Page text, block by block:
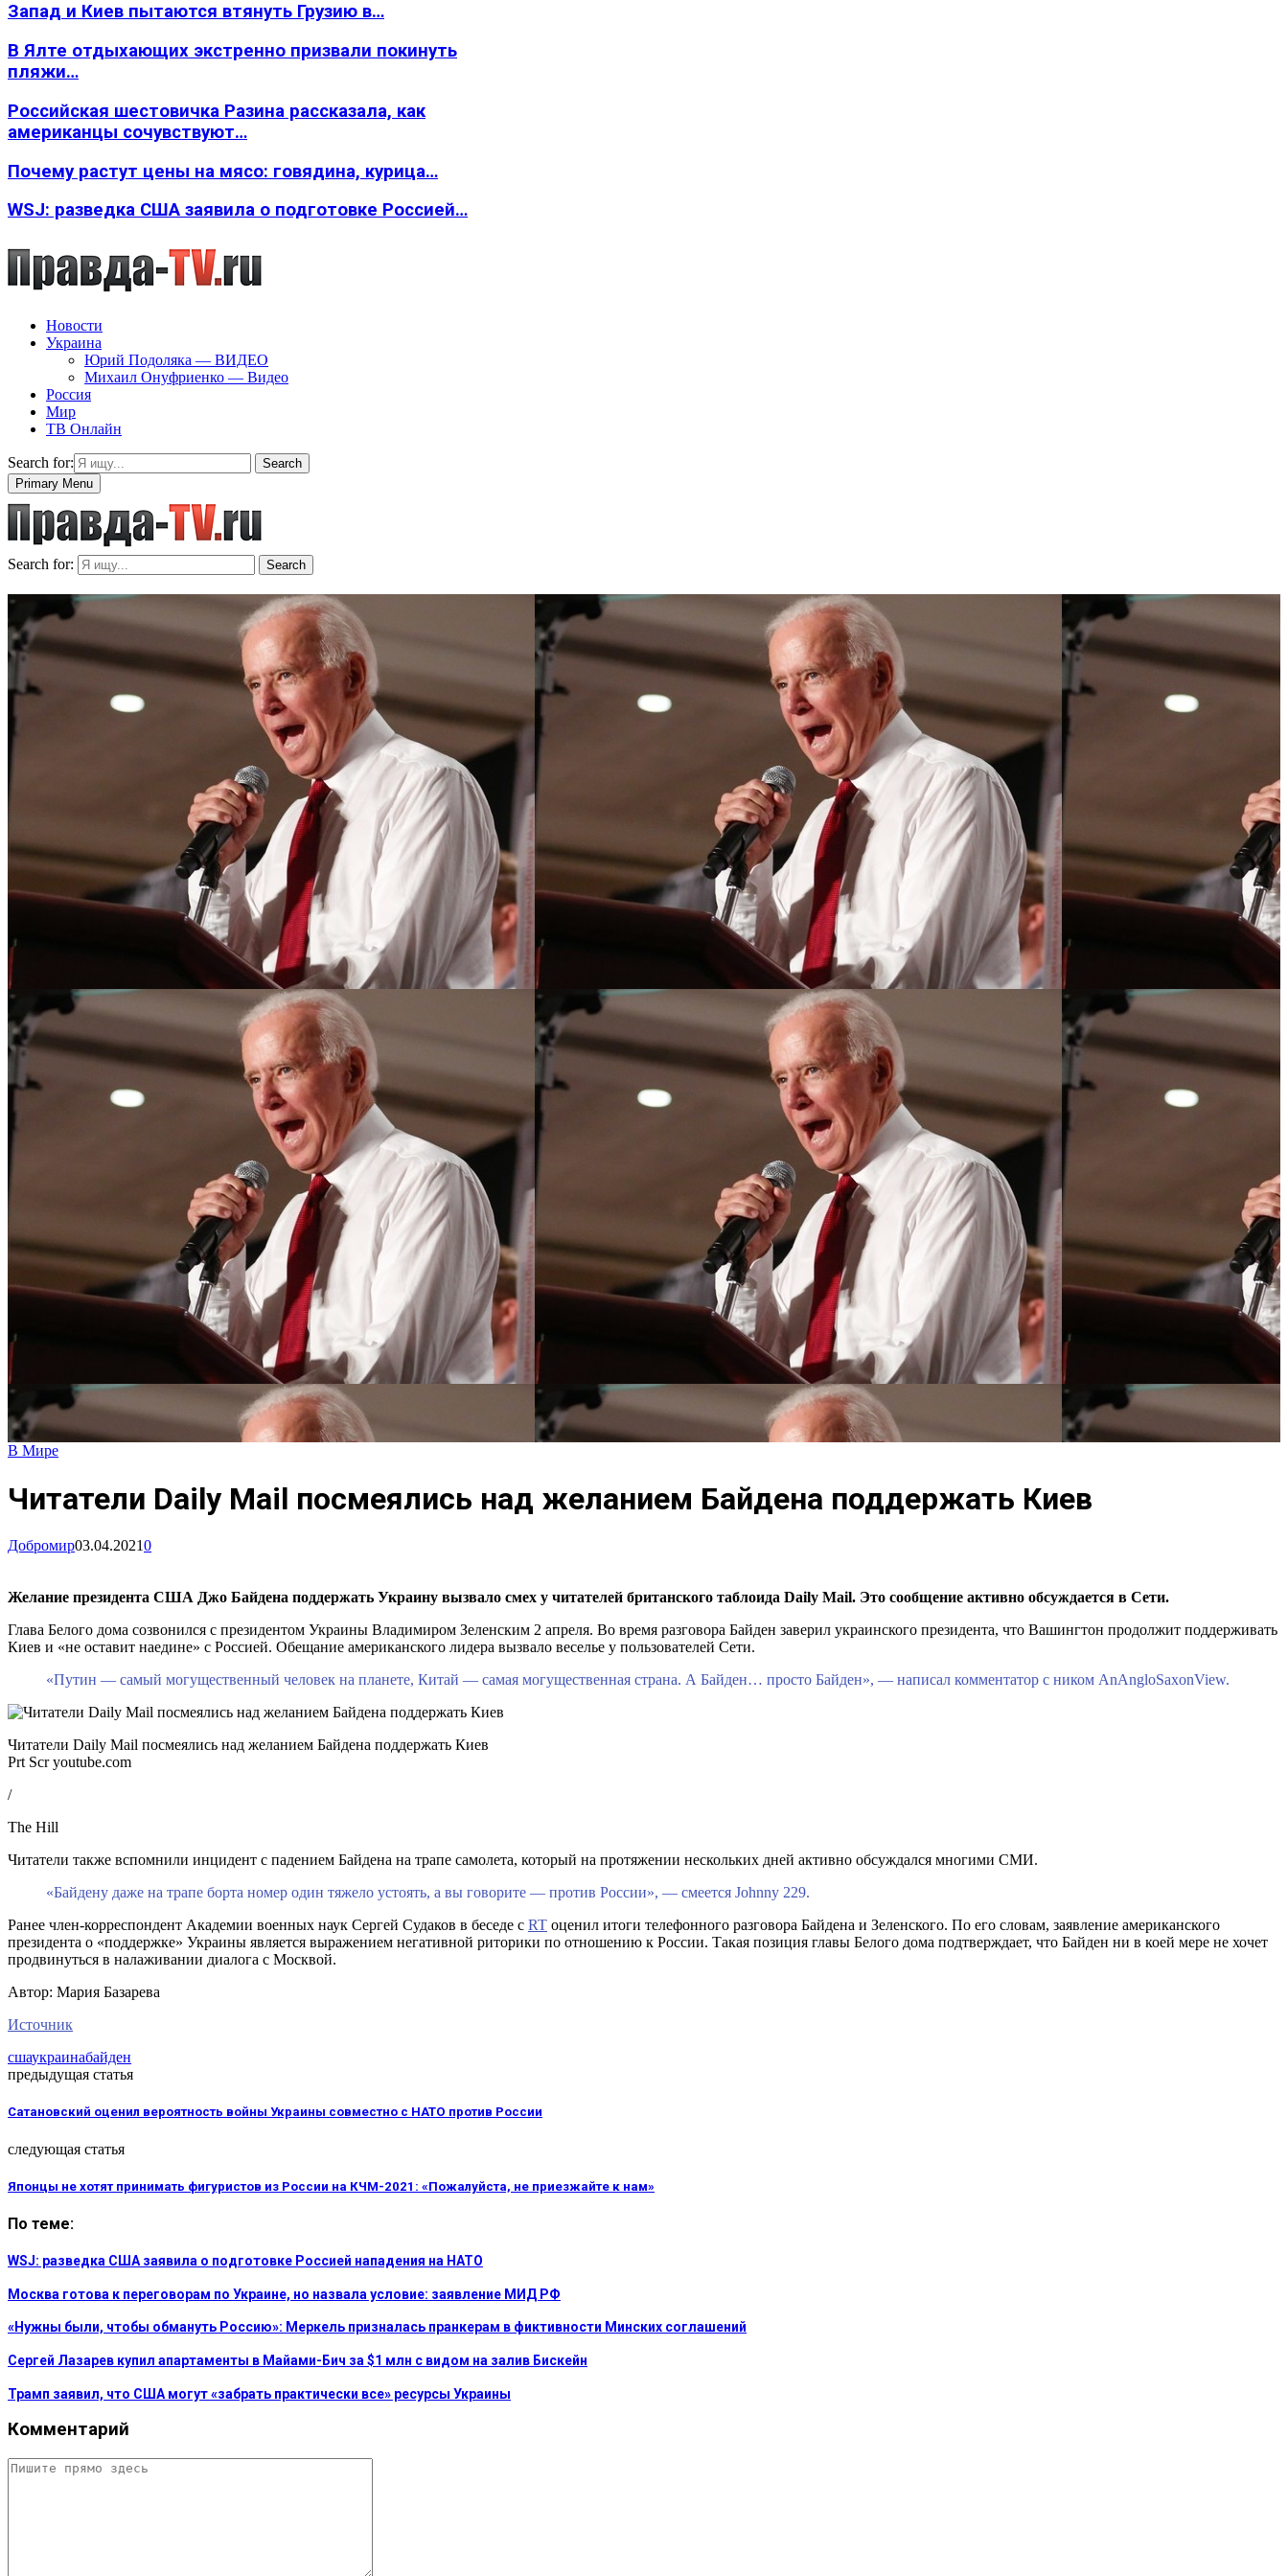
Запад и Киев пытаются втянуть Грузию в…
В Ялте отдыхающих экстренно призвали покинуть
пляжи…
Российская шестовичка Разина рассказала, как
американцы сочувствуют…
Почему растут цены на мясо: говядина, курица…
WSJ: разведка США заявила о подготовке Россией…
Новости
Украина
Юрий Подоляка — ВИДЕО
Михаил Онуфриенко — Видео
Россия
Мир
ТВ Онлайн
Search for:
Search
Primary Menu
Search for: Search
В Мире
Читатели Daily Mail посмеялись над желанием Байдена поддержать Киев
Добромир03.04.20210
Желание президента США Джо Байдена поддержать Украину вызвало смех у читателей британского таблоида Daily Mail. Это сообщение активно обсуждается в Сети.
Глава Белого дома созвонился с президентом Украины Владимиром Зеленским 2 апреля. Во время разговора Байден заверил украинского президента, что Вашингтон продолжит поддерживать
Киев и «не оставит наедине» с Россией. Обещание американского лидера вызвало веселье у пользователей Сети.
«Путин — самый могущественный человек на планете, Китай — самая могущественная страна. А Байден… просто Байден», — написал комментатор с ником AnAngloSaxonView.
Читатели Daily Mail посмеялись над желанием Байдена поддержать Киев
Prt Scr youtube.com
/
The Hill
Читатели также вспомнили инцидент с падением Байдена на трапе самолета, который на протяжении нескольких дней активно обсуждался многими СМИ.
«Байдену даже на трапе борта номер один тяжело устоять, а вы говорите — против России», — смеется Johnny 229.
Ранее член-корреспондент Академии военных наук Сергей Судаков в беседе с RT оценил итоги телефонного разговора Байдена и Зеленского. По его словам, заявление американского
президента о «поддержке» Украины является выражением негативной риторики по отношению к России. Такая позиция главы Белого дома подтверждает, что Байден ни в коей мере не хочет
продвинуться в налаживании диалога с Москвой.
Автор: Мария Базарева
Источник
сшаукраинабайден
предыдущая статья
Сатановский оценил вероятность войны Украины совместно с НАТО против России
следующая статья
Японцы не хотят принимать фигуристов из России на КЧМ-2021: «Пожалуйста, не приезжайте к нам»
По теме:
WSJ: разведка США заявила о подготовке Россией нападения на НАТО
Москва готова к переговорам по Украине, но назвала условие: заявление МИД РФ
«Нужны были, чтобы обмануть Россию»: Меркель призналась пранкерам в фиктивности Минских соглашений
Сергей Лазарев купил апартаменты в Майами-Бич за $1 млн с видом на залив Бискейн
Трамп заявил, что США могут «забрать практически все» ресурсы Украины
Комментарий